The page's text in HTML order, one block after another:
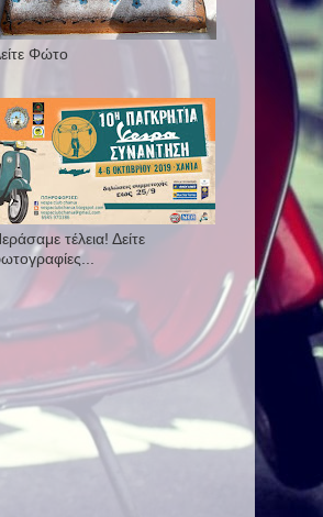
Φώτο
τέλεια! Δείτε